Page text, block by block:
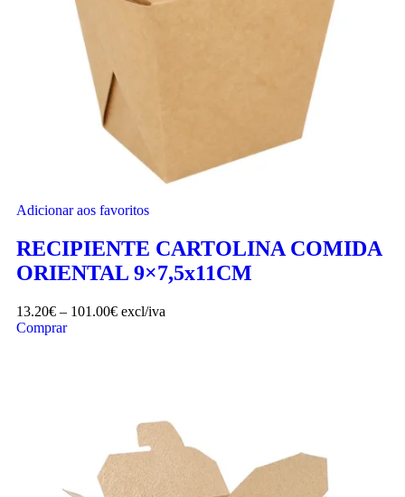
Adicionar aos favoritos
RECIPIENTE CARTOLINA COMIDA
ORIENTAL 9×7,5x11CM
13.20€ – 101.00€ excl/iva
Comprar